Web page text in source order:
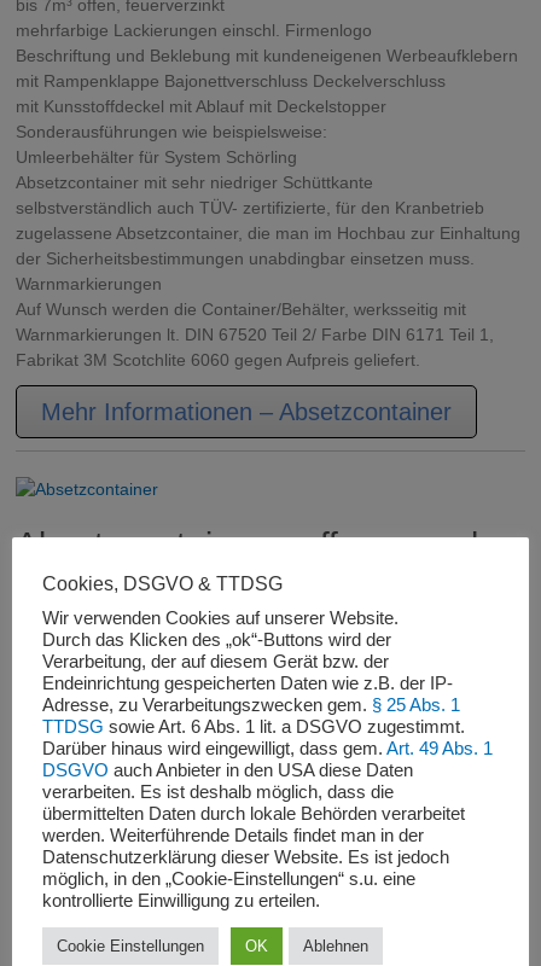
bis 7m³ offen, feuerverzinkt
mehrfarbige Lackierungen einschl. Firmenlogo
Beschriftung und Beklebung mit kundeneigenen Werbeaufklebern
mit Rampenklappe Bajonettverschluss Deckelverschluss
mit Kunsstoffdeckel mit Ablauf mit Deckelstopper
Sonderausführungen wie beispielsweise:
Umleerbehälter für System Schörling
Absetzcontainer mit sehr niedriger Schüttkante
selbstverständlich auch TÜV- zertifizierte, für den Kranbetrieb
zugelassene Absetzcontainer, die man im Hochbau zur Einhaltung
der Sicherheitsbestimmungen unabdingbar einsetzen muss.
Warnmarkierungen
Auf Wunsch werden die Container/Behälter, werksseitig mit
Warnmarkierungen lt. DIN 67520 Teil 2/ Farbe DIN 6171 Teil 1,
Fabrikat 3M Scotchlite 6060 gegen Aufpreis geliefert.
Mehr Informationen – Absetzcontainer
Absetzcontainer – offen – nach
DIN 30720
Absetzcontainer – offen – nach
DIN 30720-1
Absetzcontainer offen mit
Stahlklappe – DIN 30720
Absetzcontainer offen mit
Cookies, DSGVO & TTDSG
Wir verwenden Cookies auf unserer Website.
Durch das Klicken des „ok“-Buttons wird der
Verarbeitung, der auf diesem Gerät bzw. der
Endeinrichtung gespeicherten Daten wie z.B. der IP-
Adresse, zu Verarbeitungszwecken gem. § 25 Abs. 1
TTDSG sowie Art. 6 Abs. 1 lit. a DSGVO zugestimmt.
Darüber hinaus wird eingewilligt, dass gem. Art. 49 Abs. 1
DSGVO auch Anbieter in den USA diese Daten
verarbeiten. Es ist deshalb möglich, dass die
übermittelten Daten durch lokale Behörden verarbeitet
werden. Weiterführende Details findet man in der
Datenschutzerklärung dieser Website. Es ist jedoch
möglich, in den „Cookie-Einstellungen“ s.u. eine
kontrollierte Einwilligung zu erteilen.
Cookie Einstellungen OK Ablehnen